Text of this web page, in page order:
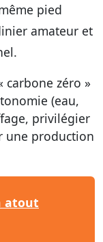
pied
amateur et
carbone zéro »
(eau,
privilégier
une production
atout